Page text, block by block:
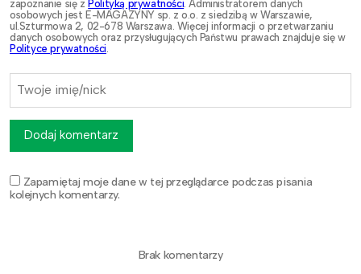
zapoznanie się z Polityką prywatności. Administratorem danych
osobowych jest E-MAGAZYNY sp. z o.o. z siedzibą w Warszawie,
ul.Szturmowa 2, 02-678 Warszawa. Więcej informacji o przetwarzaniu
danych osobowych oraz przysługujących Państwu prawach znajduje się w
Polityce prywatności.
Zapamiętaj moje dane w tej przeglądarce podczas pisania
kolejnych komentarzy.
Dodaj komentarz
Brak komentarzy